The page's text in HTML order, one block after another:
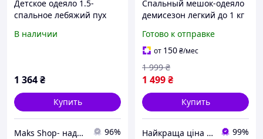
Детское одеяло 1.5-
спальное лебяжий пух
гипоаллергенное
В наличии
1 364₴
Купить
Maks Shop- надежный и перспективный интернет магазин сумок и аксессуаров 96%
Спальный мешок-одеяло
демисезон легкий до 1 кг
спальник ЗСУ весна лето
осень до 5 градусов цвет
олива
Готово к отправке
от 150₴/мес
1 499₴
1 999 ₴
Купить
Найкраща ціна ❤️ 99%